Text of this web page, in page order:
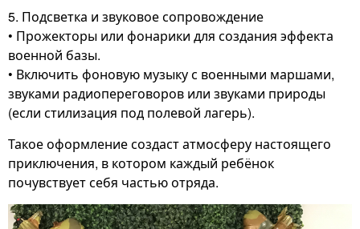
5. Подсветка и звуковое сопровождение
• Прожекторы или фонарики для создания эффекта
военной базы.
• Включить фоновую музыку с военными маршами,
звуками радиопереговоров или звуками природы
(если стилизация под полевой лагерь).
Такое оформление создаст атмосферу настоящего
приключения, в котором каждый ребёнок
почувствует себя частью отряда.